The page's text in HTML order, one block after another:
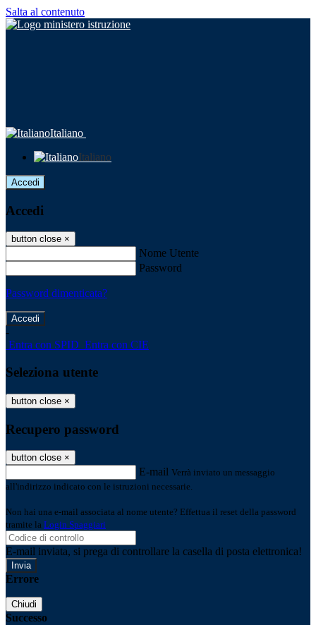
Salta al contenuto
Italiano
Italiano
Accedi
Accedi
button close ×
Nome Utente
Password
Password dimenticata?
-
Entra con SPID Entra con CIE
Seleziona utente
button close ×
Recupero password
button close ×
E-mail Verrà inviato un messaggio
all'indirizzo indicato con le istruzioni necessarie.
Non hai una e-mail associata al nome utente? Effettua il reset della password
tramite la Login Spaggiari
E-mail inviata, si prega di controllare la casella di posta elettronica!
Errore
Chiudi
Successo